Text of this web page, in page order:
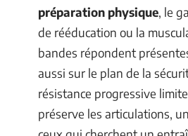
préparation physique, le
de rééducation ou la
bandes répondent
aussi sur le plan de la
résistance progressive
préserve les articulations,